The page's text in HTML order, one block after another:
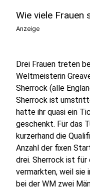
Wie viele Frauen
Anzeige
Drei Frauen treten
Weltmeisterin
Sherrock (alle
Sherrock ist
hatte ihr quasi ein
geschenkt. Für das
kurzerhand die
Anzahl der fixen
drei. Sherrock ist für
vermarkten, weil sie
bei der WM zwei